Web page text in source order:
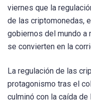
viernes que la
de las criptomonedas,
gobiernos del mundo a
se convierten en la
La regulación de las
protagonismo tras el
culminó con la caída